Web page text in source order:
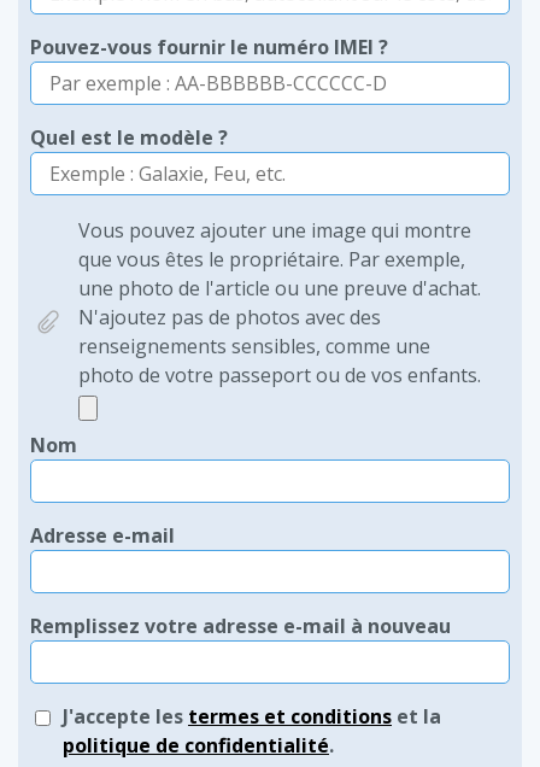
Pouvez-vous fournir le numéro IMEI ?
Quel est le modèle ?
Vous pouvez ajouter une image qui montre
que vous êtes le propriétaire. Par exemple,
une photo de l'article ou une preuve d'achat.
N'ajoutez pas de photos avec des
renseignements sensibles, comme une
photo de votre passeport ou de vos enfants.
Nom
Adresse e-mail
Remplissez votre adresse e-mail à nouveau
J'accepte les termes et conditions et la
politique de confidentialité.